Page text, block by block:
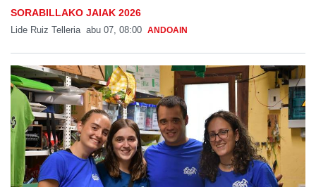
SORABILLAKO JAIAK 2026
Lide Ruiz Telleria abu 07, 08:00 ANDOAIN